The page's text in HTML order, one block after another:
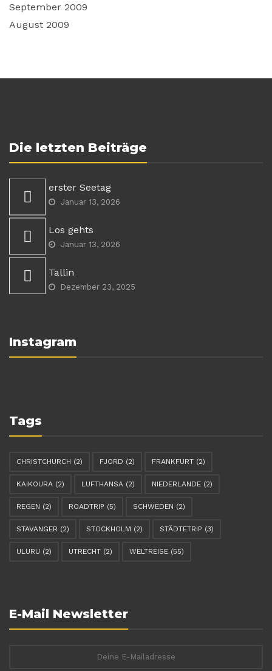
September 2009
August 2009
Die letzten Beiträge
erster Seetag
Januar 13, 2026
Los gehts
Januar 13, 2026
Tallin
Dezember 23, 2025
Instagram
Tags
CHRISTCHURCH (2) FJORD (2) FRANKFURT (2)
KAIKOURA (2) LUFTHANSA (2) NIEDERLANDE (2)
REGEN (2) ROADTRIP (5) SCHWEDEN (2)
STAVANGER (2) STOCKHOLM (2) STÄDTETRIP (3)
ULURU (2) UTRECHT (2) WELTREISE (55)
E-Mail Newsletter